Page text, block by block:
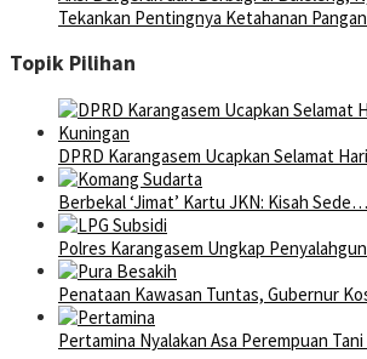
Tekankan Pentingnya Ketahanan
Topik Pilihan
DPRD Karangasem Ucapkan Selamat
Berbekal ‘Jimat’ Kartu JKN: Kisah Sede…
Polres Karangasem Ungkap
Penataan Kawasan Tuntas, Gubernur
Pertamina Nyalakan Asa Perempuan